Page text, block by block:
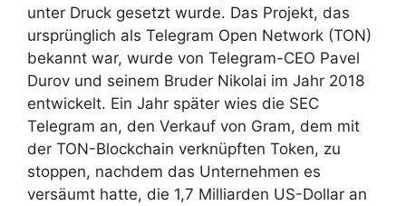
unter Druck gesetzt wurde. Das Projekt, das
ursprünglich als Telegram Open Network (TON)
bekannt war, wurde von Telegram-CEO Pavel
Durov und seinem Bruder Nikolai im Jahr 2018
entwickelt. Ein Jahr später wies die SEC
Telegram an, den Verkauf von Gram, dem mit
der TON-Blockchain verknüpften Token, zu
stoppen, nachdem das Unternehmen es
versäumt hatte, die 1,7 Milliarden US-Dollar an